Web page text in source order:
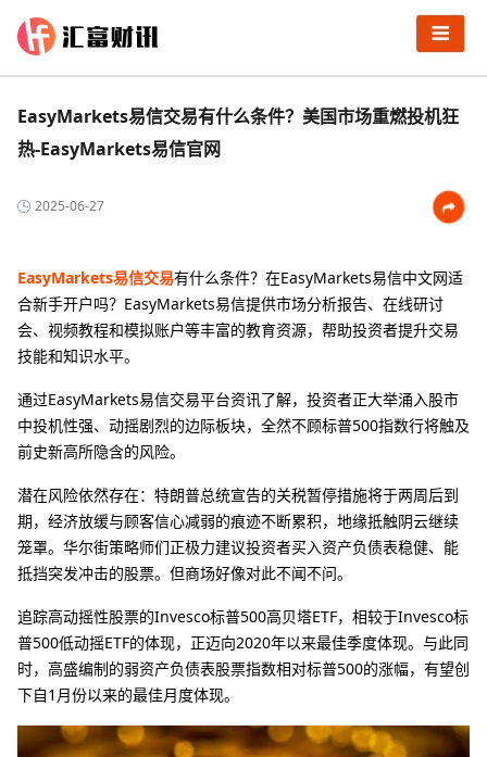
EasyMarkets易信交易有什么条件？美国市场重燃投机狂
热-EasyMarkets易信官网
2025-06-27
EasyMarkets易信交易有什么条件？在EasyMarkets易信中文网适
合新手开户吗？EasyMarkets易信提供市场分析报告、在线研讨
会、视频教程和模拟账户等丰富的教育资源，帮助投资者提升交易
技能和知识水平。
通过EasyMarkets易信交易平台资讯了解，投资者正大举涌入股市
中投机性强、动摇剧烈的边际板块，全然不顾标普500指数行将触及
前史新高所隐含的风险。
潜在风险依然存在：特朗普总统宣告的关税暂停措施将于两周后到
期，经济放缓与顾客信心减弱的痕迹不断累积，地缘抵触阴云继续
笼罩。华尔街策略师们正极力建议投资者买入资产负债表稳健、能
抵挡突发冲击的股票。但商场好像对此不闻不问。
追踪高动摇性股票的Invesco标普500高贝塔ETF，相较于Invesco标
普500低动摇ETF的体现，正迈向2020年以来最佳季度体现。与此同
时，高盛编制的弱资产负债表股票指数相对标普500的涨幅，有望创
下自1月份以来的最佳月度体现。